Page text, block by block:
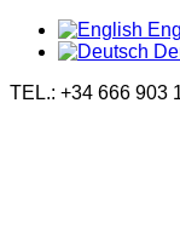
TEL.: +34 666 903